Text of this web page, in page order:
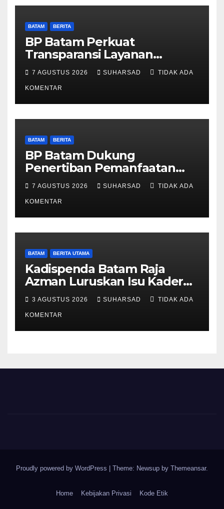
BATAM BERITA
BP Batam Perkuat
Transparansi Layanan
Pertanahan, Alokasi Tanah
Reguler Segera Hadir Melalui
LMS
7 AGUSTUS 2026 SUHARSAD TIDAK ADA
KOMENTAR
BATAM BERITA
BP Batam Dukung
Penertiban Pemanfaatan
Ruang Laut Sesuai
Ketentuan Peraturan
Perundang-undangan
7 AGUSTUS 2026 SUHARSAD TIDAK ADA
KOMENTAR
BATAM BERITA UTAMA
Kadispenda Batam Raja
Azman Luruskan Isu Kader
Pajak RT/RW: Bukan Petugas
Pajak Permanen, Hanya
Pendataan untuk Digitalisasi
hingga 2030
3 AGUSTUS 2026 SUHARSAD TIDAK ADA
KOMENTAR
Proudly powered by WordPress Theme: Newsup by Themeansar.
Home Kebijakan Privasi Kode Etik